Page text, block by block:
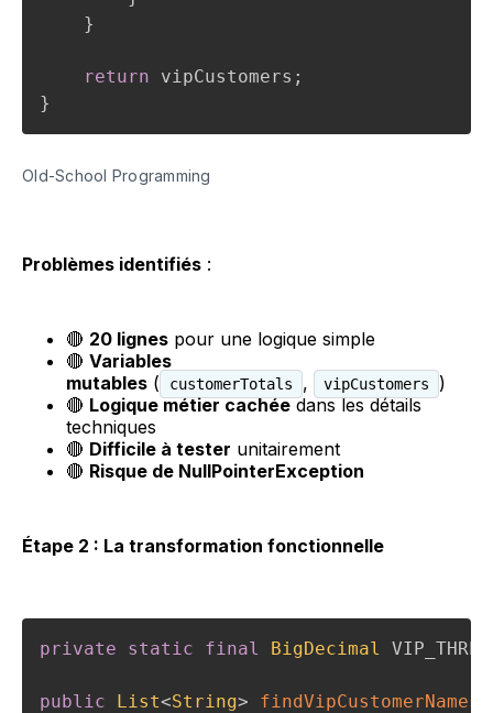
}
return vipCustomers ;
}
Old-School Programming
Problèmes identifiés :
🔴 20 lignes pour une logique simple
🔴 Variables
mutables ( customerTotals , vipCustomers
)
🔴 Logique métier cachéedans les détails
techniques
🔴 Difficile à tester unitairement
🔴 Risque de NullPointerException
Étape 2 : La transformation fonctionnelle
private static final BigDecimal
public List<String> findVipCustomerNames